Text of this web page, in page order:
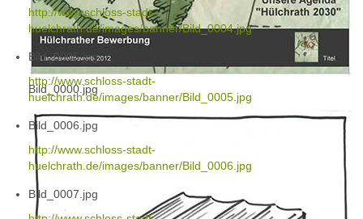
Bild_0000.jpg
http://www.schloss-stadt-
huelchrath.de/images/banner/Bild_0004.jpg
Bild_0005.jpg
http://www.schloss-stadt-
huelchrath.de/images/banner/Bild_0005.jpg
Bild_0006.jpg
http://www.schloss-stadt-
huelchrath.de/images/banner/Bild_0006.jpg
Bild_0007.jpg